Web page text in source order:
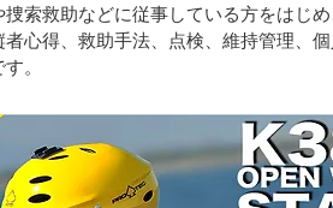
捜索救助などに従事している方をはじ
心得、救助手法、点検、維持管理、
。